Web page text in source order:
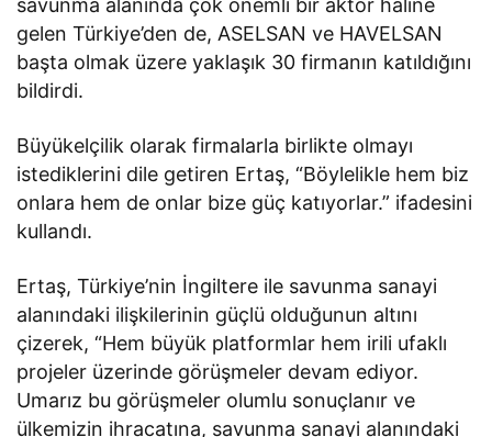
gelen Türkiye’den de, ASELSAN ve HAVELSAN
başta olmak üzere yaklaşık 30 firmanın katıldığını
bildirdi.
Büyükelçilik olarak firmalarla birlikte olmayı
istediklerini dile getiren Ertaş, “Böylelikle hem biz
onlara hem de onlar bize güç katıyorlar.” ifadesini
kullandı.
Ertaş, Türkiye’nin İngiltere ile savunma sanayi
alanındaki ilişkilerinin güçlü olduğunun altını
çizerek, “Hem büyük platformlar hem irili ufaklı
projeler üzerinde görüşmeler devam ediyor.
Umarız bu görüşmeler olumlu sonuçlanır ve
ülkemizin ihracatına, savunma sanayi alanındaki